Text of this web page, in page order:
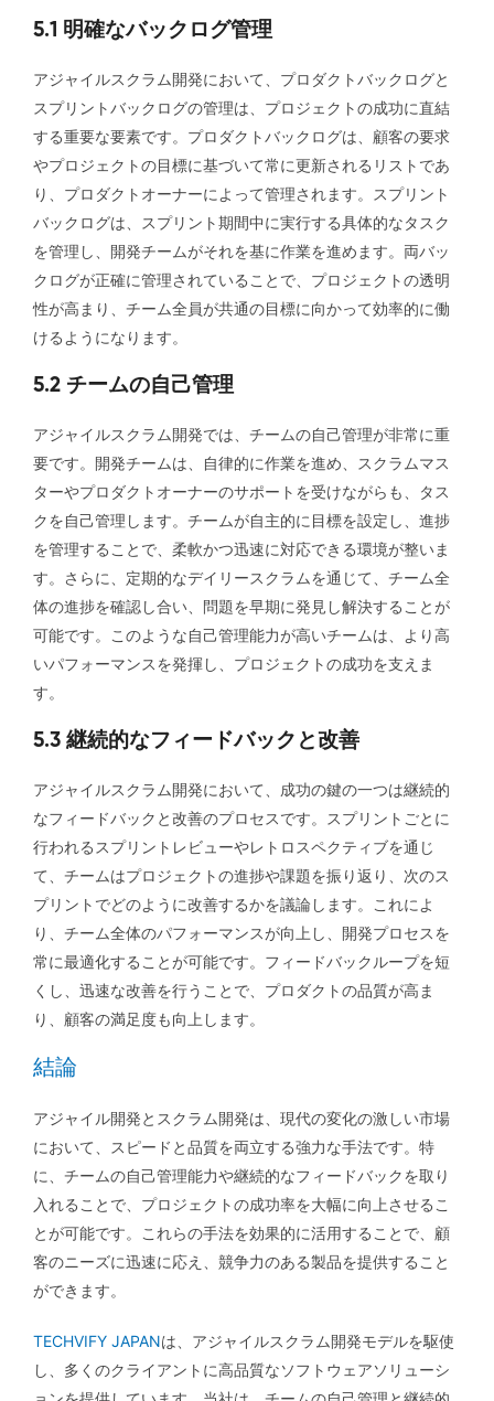
5.1 明確なバックログ管理
アジャイルスクラム開発において、プロダクトバックログと
スプリントバックログの管理は、プロジェクトの成功に直結
する重要な要素です。プロダクトバックログは、顧客の要求
やプロジェクトの目標に基づいて常に更新されるリストであ
り、プロダクトオーナーによって管理されます。スプリント
バックログは、スプリント期間中に実行する具体的なタスク
を管理し、開発チームがそれを基に作業を進めます。両バッ
クログが正確に管理されていることで、プロジェクトの透明
性が高まり、チーム全員が共通の目標に向かって効率的に働
けるようになります。
5.2 チームの自己管理
アジャイルスクラム開発では、チームの自己管理が非常に重
要です。開発チームは、自律的に作業を進め、スクラムマス
ターやプロダクトオーナーのサポートを受けながらも、タス
クを自己管理します。チームが自主的に目標を設定し、進捗
を管理することで、柔軟かつ迅速に対応できる環境が整いま
す。さらに、定期的なデイリースクラムを通じて、チーム全
体の進捗を確認し合い、問題を早期に発見し解決することが
可能です。このような自己管理能力が高いチームは、より高
いパフォーマンスを発揮し、プロジェクトの成功を支えま
す。
5.3 継続的なフィードバックと改善
アジャイルスクラム開発において、成功の鍵の一つは継続的
なフィードバックと改善のプロセスです。スプリントごとに
行われるスプリントレビューやレトロスペクティブを通じ
て、チームはプロジェクトの進捗や課題を振り返り、次のス
プリントでどのように改善するかを議論します。これによ
り、チーム全体のパフォーマンスが向上し、開発プロセスを
常に最適化することが可能です。フィードバックループを短
くし、迅速な改善を行うことで、プロダクトの品質が高ま
り、顧客の満足度も向上します。
結論
アジャイル開発とスクラム開発は、現代の変化の激しい市場
において、スピードと品質を両立する強力な手法です。特
に、チームの自己管理能力や継続的なフィードバックを取り
入れることで、プロジェクトの成功率を大幅に向上させるこ
とが可能です。これらの手法を効果的に活用することで、顧
客のニーズに迅速に応え、競争力のある製品を提供すること
ができます。
TECHVIFY JAPANは、アジャイルスクラム開発モデルを駆使
し、多くのクライアントに高品質なソフトウェアソリューシ